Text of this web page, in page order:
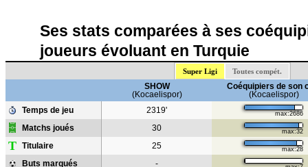
Ses stats comparées à ses
joueurs évoluant en Turquie
Super Ligi Toutes compét.
SHOW
(Kocaelispor)
Coéquipiers de son
(Kocaelispor)
Temps de jeu
2319' max:2686
Matchs joués 30 max:32
T Titulaire 25 max:28
Buts marqués -